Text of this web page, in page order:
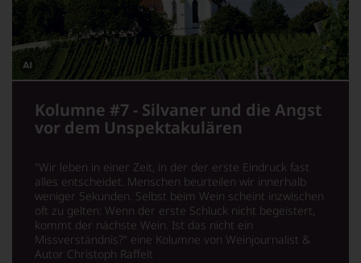
Dieses
wurde
mithilfe
Kolumne #7 - Silvaner und die Angst
vor dem Unspektakulären
"Wir leben in einer Zeit, in der der erste Eindruck fast
alles entscheidet. Menschen beurteilen wir innerhalb
weniger Sekunden. Selbst beim Wein scheint inzwischen
oft zu gelten: Wenn der erste Schluck nicht begeistert,
kommt der nächste Wein. Ist das nicht ein
Missverständnis?" eine Kolumne von Weinjournalist &
Autor Christoph Raffelt